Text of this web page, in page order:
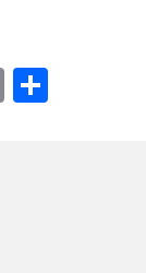
EmailShare